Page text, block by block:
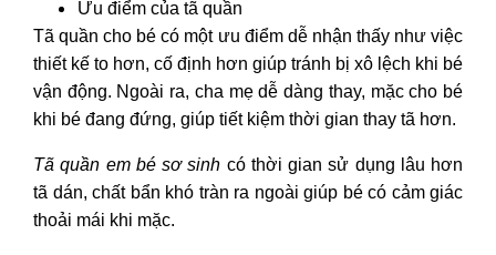
Ưu điểm của tã quần
Tã quần cho bécó một ưu điểm dễ nhận thấy như việc
thiết kế to hơn, cố định hơn giúp tránh bị xô lệch khi bé
vận động. Ngoài ra, cha mẹ dễ dàng thay, mặc cho bé
khi bé đang đứng, giúp tiết kiệm thời gian thay tã hơn.
Tã quần em bé sơ sinh có thời gian sử dụng lâu hơn
tã dán, chất bẩn khó tràn ra ngoài giúp bé có cảm giác
thoải mái khi mặc.